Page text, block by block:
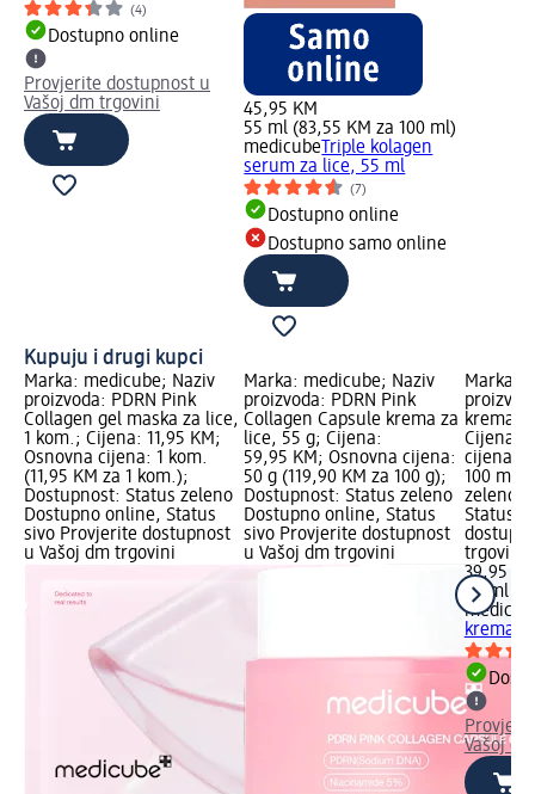
(4)
Dostupno online
Provjerite dostupnost u
Vašoj dm trgovini
45,95 KM
55 ml (83,55 KM za 100 ml)
medicube Triple kolagen
serum za lice, 55 ml
(7)
Dostupno online
Dostupno samo online
Kupuju i drugi kupci
Marka: medicube; Naziv
proizvoda: PDRN Pink
Collagen gel maska za lice,
1 kom.; Cijena: 11,95 KM;
Osnovna cijena: 1 kom.
(11,95 KM za 1 kom.);
Dostupnost: Status zeleno
Dostupno online, Status
sivo Provjerite dostupnost
u Vašoj dm trgovini
Marka: medicube; Naziv
proizvoda: PDRN Pink
Collagen Capsule krema za
lice, 55 g; Cijena:
59,95 KM; Osnovna cijena:
50 g (119,90 KM za 100 g);
Dostupnost: Status zeleno
Dostupno online, Status
sivo Provjerite dostupnost
u Vašoj dm trgovini
Marka:
krema
Cijena:
cijena:
100 ml);
zeleno
Status
trgovini
39,95
50 ml
krema
Vašoj